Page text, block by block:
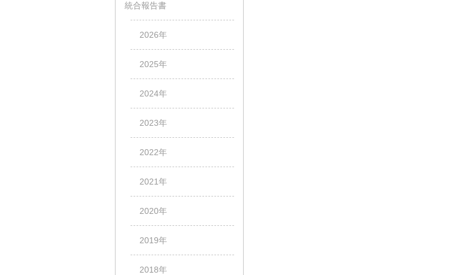
統合報告書
2026年
2025年
2024年
2023年
2022年
2021年
2020年
2019年
2018年